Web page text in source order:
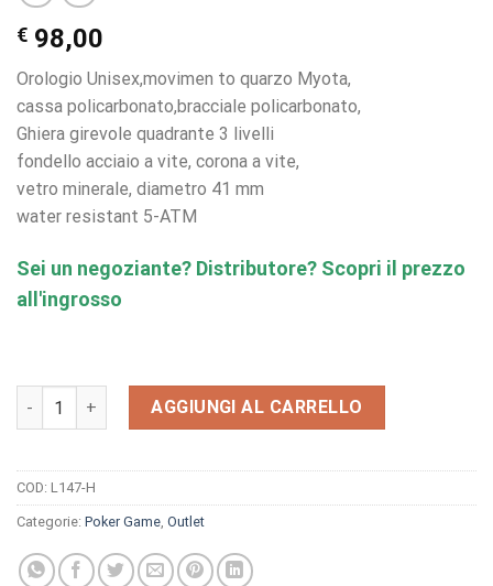
€ 98,00
Orologio Unisex,movimen to quarzo Myota,
cassa policarbonato,bracciale policarbonato,
Ghiera girevole quadrante 3 livelli
fondello acciaio a vite, corona a vite,
vetro minerale, diametro 41 mm
water resistant 5-ATM
Sei un negoziante? Distributore? Scopri il prezzo
all'ingrosso
Orologio Light Time Poker Game L147-H quantità
AGGIUNGI AL CARRELLO
COD: L147-H
Categorie: Poker Game, Outlet